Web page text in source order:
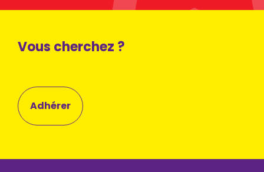
Vous cherchez ?
Adhérer